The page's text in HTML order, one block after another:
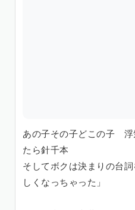
あの子その子どこの子
たら針千本
そしてボクは決まりの台
しくなっちゃった」